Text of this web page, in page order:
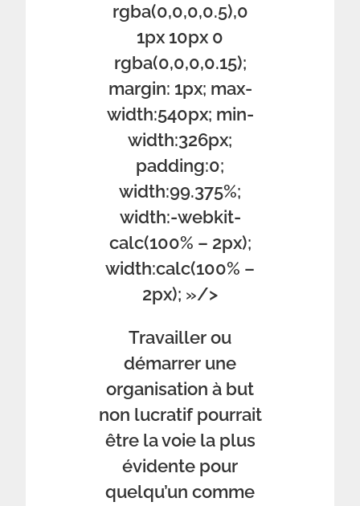
rgba(0,0,0,0.5),0
1px 10px 0
rgba(0,0,0,0.15);
margin: 1px; max-
width:540px; min-
width:326px;
padding:0;
width:99.375%;
width:-webkit-
calc(100% – 2px);
width:calc(100% –
2px); »/>
Travailler ou
démarrer une
organisation à but
non lucratif pourrait
être la voie la plus
évidente pour
quelqu’un comme